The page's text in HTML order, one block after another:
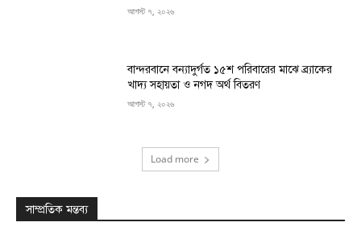
আগস্ট ৭, ২০২৬
বান্দরবানে বন্যাদুর্গত ১৫শ পরিবারের মাঝে ব্র্যাকের
খাদ্য সহায়তা ও নগদ অর্থ বিতরণ
আগস্ট ৭, ২০২৬
Load more
সাম্প্রতিক মন্তব্য